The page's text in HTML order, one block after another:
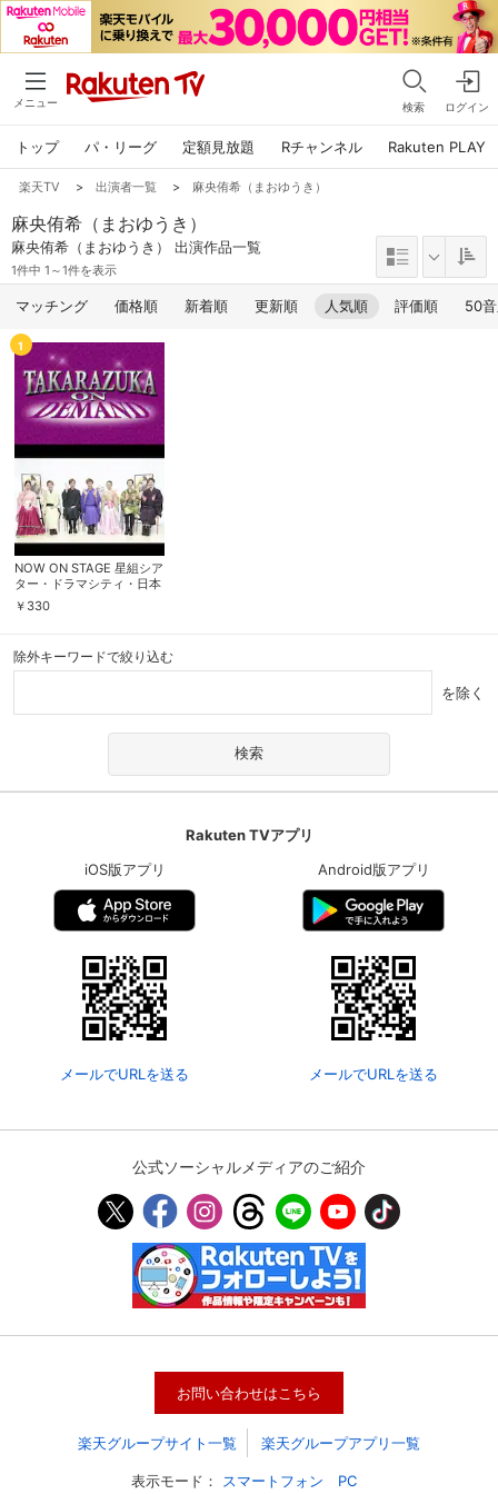
メニュー 検索 ログイン
トップ パ・リーグ 定額見放題 Rチャンネル Rakuten PLAY
楽天TV > 出演者一覧 > 麻央侑希（まおゆうき）
麻央侑希（まおゆうき）
麻央侑希（まおゆうき） 出演作品一覧
1件中 1～1件を表示
マッチング 価格順 新着順 更新順 人気順 評価順 50
1
NOW ON STAGE 星組シア
ター・ドラマシティ・日本
青年館公演『鎌足−夢のま
ほろば、大和し美し−』
￥ 330
除外キーワードで絞り込む
を除く
Rakuten TVアプリ
iOS版アプリ
メールでURLを送る
Android版アプリ
メールでURLを送る
公式ソーシャルメディアのご紹介
お問い合わせはこちら
楽天グループサイト一覧 楽天グループアプリ一覧
表示モード： スマートフォン PC